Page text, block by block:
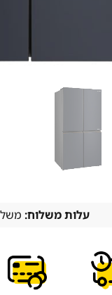
עלות משלוח: